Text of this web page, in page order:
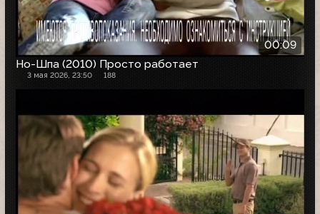
00:09
Но-Шпа (2010) Просто работает
3 мая 2026, 23:50 188